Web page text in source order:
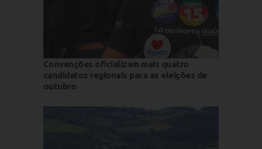
Convenções oficializam mais quatro
candidatos regionais para as eleições de
outubro